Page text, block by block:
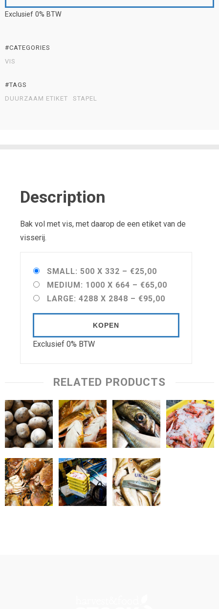
Exclusief 0% BTW
#CATEGORIES
VIS
#TAGS
DUURZAAM ETIKET
STAPEL
Description
Bak vol met vis, met daarop de een etiket van de
visserij.
SMALL: 500 X 332 – €25,00
MEDIUM: 1000 X 664 – €65,00
LARGE: 4288 X 2848 – €95,00
KOPEN
Exclusief 0% BTW
RELATED PRODUCTS